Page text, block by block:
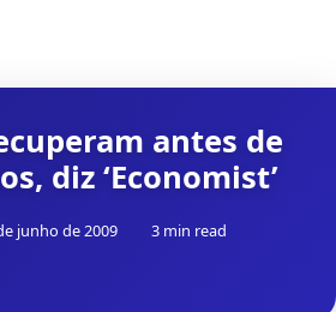
antes de
diz ‘Economist’
junho de 2009 3 min read